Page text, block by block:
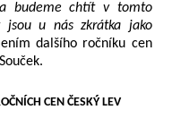
budeme chtít v tomto
jsou u nás zkrátka jako
dalšího ročníku cen
CEN ČESKÝ LEV